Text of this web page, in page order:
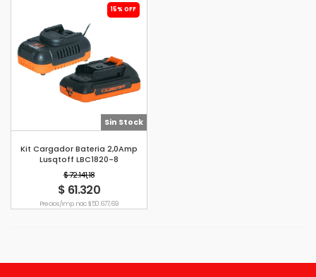
15% OFF
Sin Stock
Kit Cargador Bateria 2,0Amp
Lusqtoff LBC1820-8
$ 72.141,18
$ 61.320
Precio s/imp. nac. $ 50.677,69